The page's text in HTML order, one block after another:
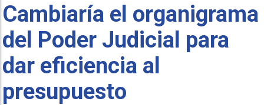
Cambiaría el organigrama
del Poder Judicial para
dar eficiencia al
presupuesto